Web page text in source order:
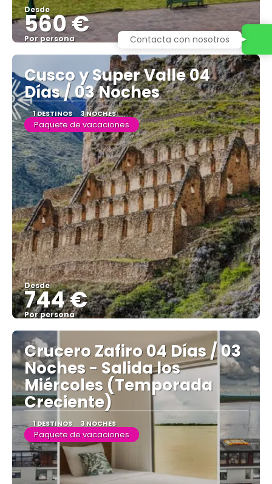
Desde
560 €
Por persona
Ver
Cusco y Super Valle 04
Días / 03 Noches
1 DESTINOS 3 NOCHES
Paquete de vacaciones
Desde
744 €
Por persona
Ver
Crucero Zafiro 04 Días / 03
Noches - Salida los
Miércoles (Temporada
Creciente)
1 DESTINOS 3 NOCHES
Paquete de vacaciones
Contacta con nosotros